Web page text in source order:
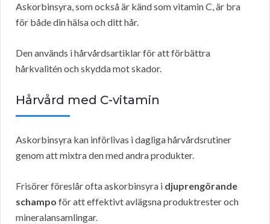
Askorbinsyra, som också är känd som vitamin C, är bra
för både din hälsa och ditt hår.
Den används i hårvårdsartiklar för att förbättra
hårkvalitén och skydda mot skador.
Hårvård med C-vitamin
Askorbinsyra kan införlivas i dagliga hårvårdsrutiner
genom att mixtra den med andra produkter.
Frisörer föreslår ofta askorbinsyra i djuprengörande
schampo för att effektivt avlägsna produktrester och
mineralansamlingar.